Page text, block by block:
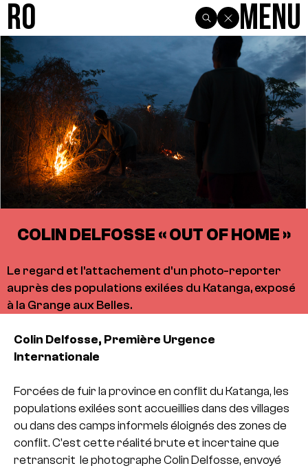
R0 Menu
COLIN DELFOSSE « OUT OF HOME »
Le regard et l'attachement d'un photo-reporter
auprès des populations exilées du Katanga, exposé
à la Grange aux Belles.
Colin Delfosse, Première Urgence
Internationale
Forcées de fuir la province en conflit du Katanga, les
populations exilées sont accueillies dans des villages
ou dans des camps informels éloignés des zones de
conflit. C’est cette réalité brute et incertaine que
retranscrit le photographe Colin Delfosse, envoyé